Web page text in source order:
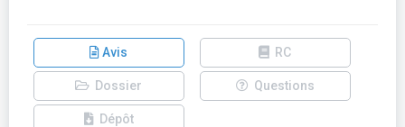
Avis RC
Dossier Questions
Dépôt